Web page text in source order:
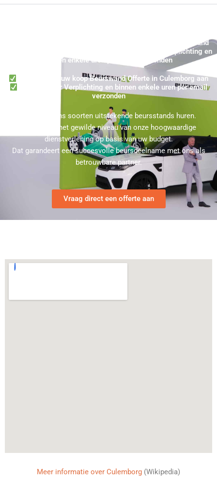
Koop Beursstand Culemborg - Direct uw Gehuurde Beurswand
Offerte in Culemborg aanvragen ★ 100% Zonder Verplichting en
binnen enkele uren per email verzonden
Vraag online uw koop Beurswand Offerte in Culemborg aan
100% Zonder Verplichting en binnen enkele uren per email
verzonden
U kunt bij ons soorten uitstekende beursstands huren.
Kies hierbij het gewilde niveau van onze hoogwaardige
dienstverlening op basis van uw budget.
Dat garandeert een succesvolle beursdeelname met ons als
betrouwbare partner.
Vraag direct een offerte aan
Meer informatie over Culemborg (Wikipedia)